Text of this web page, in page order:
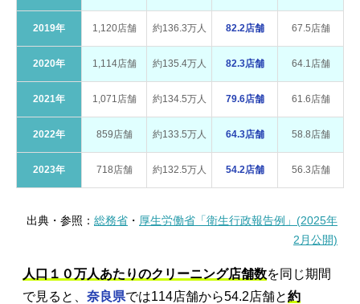
2019年 1,120店舗 約136.3万人 82.2店舗 67.5店舗
2020年 1,114店舗 約135.4万人 82.3店舗 64.1店舗
2021年 1,071店舗 約134.5万人 79.6店舗 61.6店舗
2022年 859店舗 約133.5万人 64.3店舗 58.8店舗
2023年 718店舗 約132.5万人 54.2店舗 56.3店舗
出典・参照： 総務省 ・ 厚生労働省「衛生行政報告例」(2025年
2月公開)
人口１０万人あたりのクリーニング店舗数を同じ期間
で見ると、 奈良県では114店舗から54.2店舗と約